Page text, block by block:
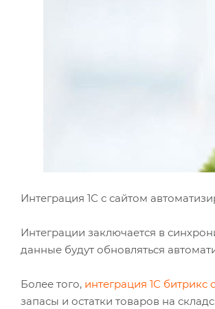
Интеграция 1С с сайтом
Интеграции заключается в
данные будут обновляться
Более того, интеграция 1С битрикс
запасы и остатки товаров на